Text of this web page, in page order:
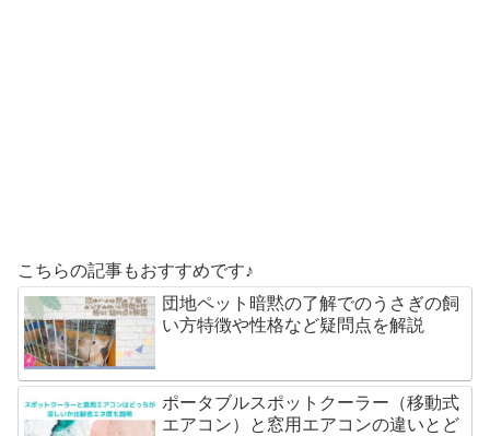
こちらの記事もおすすめです♪
団地ペット暗黙の了解でのうさぎの飼
い方特徴や性格など疑問点を解説
ポータブルスポットクーラー（移動式
エアコン）と窓用エアコンの違いとど